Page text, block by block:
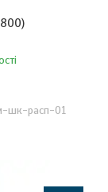
шк-расп-01